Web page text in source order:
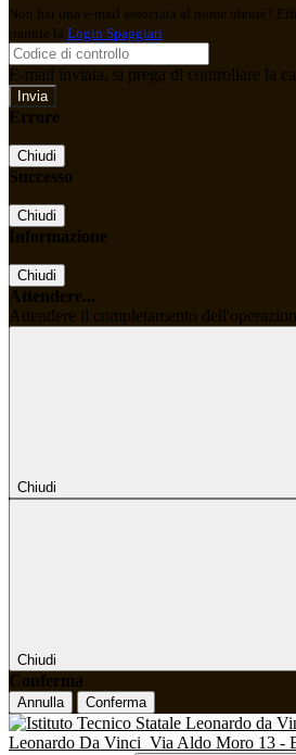
Non hai una e-mail associata al nome utente?
tramite la Login Spaggiari
E-mail inviata, si prega di controllare la
Errore
Chiudi
Successo
Chiudi
Informazione
Chiudi
Attendere...
Attendere il completamento
Chiudi
Chiudi
Conferma
Annulla Conferma
Leonardo Da Vinci Via Aldo Moro 13 -